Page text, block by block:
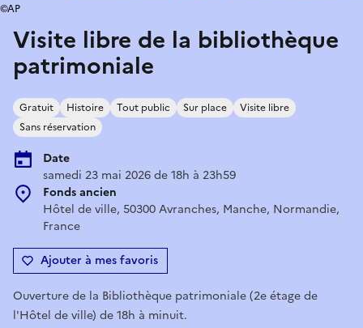
Visite libre de la bibliothèque
patrimoniale
Gratuit Histoire Tout public Sur place
Visite libre
Sans réservation
Date
samedi 23 mai 2026 de 18h à 23h59
Fonds ancien
Hôtel de ville, 50300 Avranches, Manche, Normandie,
France
Ajouter à mes favoris
©AP
Ouverture de la Bibliothèque patrimoniale (2e étage de
l'Hôtel de ville) de 18h à minuit.